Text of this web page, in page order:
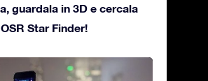
guardala in 3D e cercala
Star Finder!